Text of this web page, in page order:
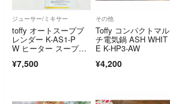
ジューサー/ミキサー
toffy オートスープブ
レンダー K-AS1-P
W ヒーター スープメ
¥7,500
その他
Toffy コンパクトマル
チ電気鍋 ASH WHIT
E K-HP3-AW
¥4,200